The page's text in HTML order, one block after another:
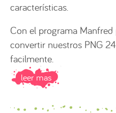
características.
Con el programa
convertir nuestros PNG
facilmente.
leer mas